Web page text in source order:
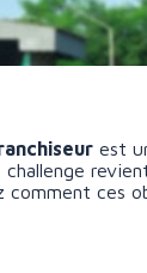
est
challenge
comment ces